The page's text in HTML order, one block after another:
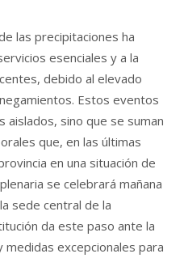
las precipitaciones ha
esenciales y a la
debido al elevado
Estos eventos
aislados, sino que se suman
que, en las últimas
en una situación de
se celebrará mañana
sede central de la
da este paso ante la
medidas excepcionales para